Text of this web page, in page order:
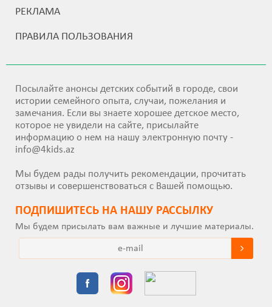
РЕКЛАМА
ПРАВИЛА ПОЛЬЗОВАНИЯ
Посылайте анонсы детских событий в городе, свои
истории семейного опыта, случаи, пожелания и
замечания. Если вы знаете хорошее детское место,
которое не увидели на сайте, присылайте
информацию о нем на нашу электронную почту -
info@4kids.az
Мы будем рады получить рекомендации, прочитать
отзывы и совершенствоваться с Вашей помощью.
ПОДПИШИТEСЬ НА НАШУ РАССЫЛКУ
Мы будем присылать вам важные и лучшие материалы.